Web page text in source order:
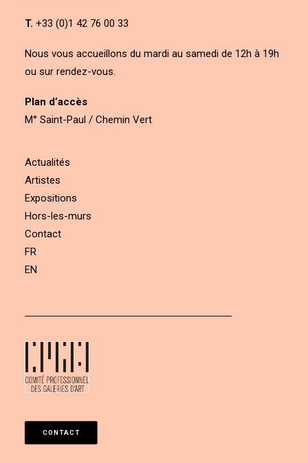
T. +33 (0)1 42 76 00 33
Nous vous accueillons du mardi au samedi de 12h à 19h
ou sur rendez-vous.
Plan d’accès
M° Saint-Paul / Chemin Vert
Actualités
Artistes
Expositions
Hors-les-murs
Contact
FR
EN
CONTACT